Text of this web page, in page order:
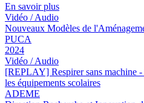
En savoir plus
Vidéo / Audio
Nouveaux Modèles de
PUCA
2024
Vidéo / Audio
[REPLAY] Respirer sans machine
les équipements scolaires
ADEME